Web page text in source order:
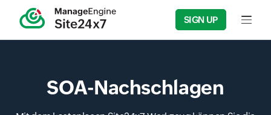
SIGN UP Input
SOA-Nachschlagen